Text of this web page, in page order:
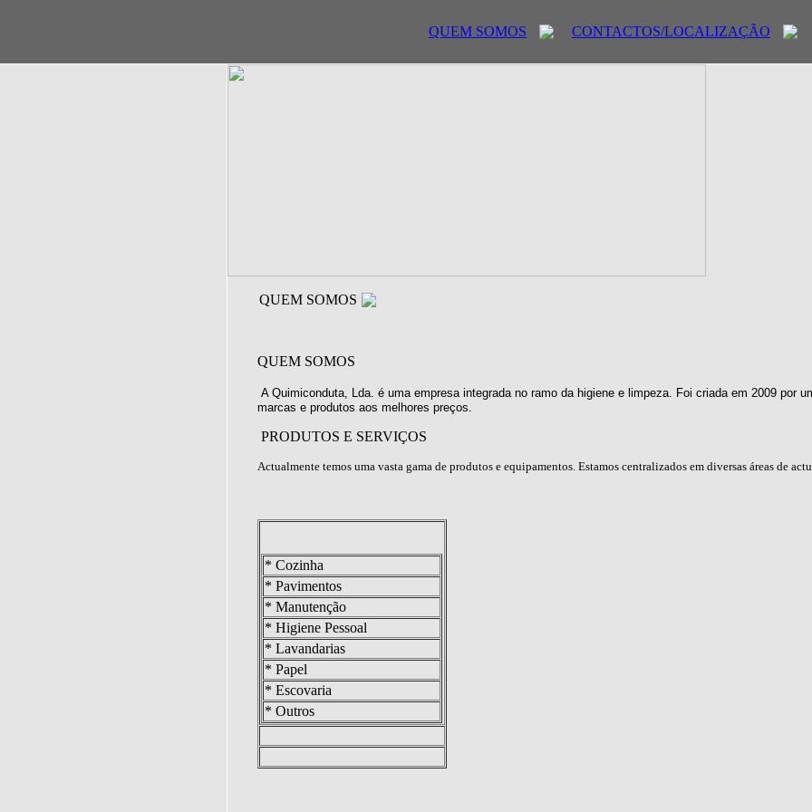
QUEM SOMOS CONTACTOS/LOCALIZAÇÃO
QUEM SOMOS
QUEM SOMOS
A Quimiconduta, Lda. é uma empresa integrada no ramo da higiene e limpeza. Foi criada em 2009 por
marcas e produtos aos melhores preços.
PRODUTOS E SERVIÇOS
Actualmente temos uma vasta gama de produtos e equipamentos. Estamos centralizados em diversas áreas de
* Cozinha
* Pavimentos
* Manutenção
* Higiene Pessoal
* Lavandarias
* Papel
* Escovaria
* Outros